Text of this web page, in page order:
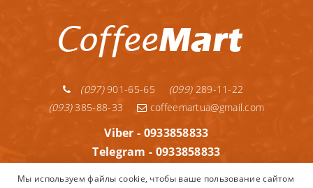
(097)901-65-65 (099)289-11-22
(093)385-88-33 coffeemartua@gmail.com
Viber - 0933858833
Telegram - 0933858833
Мы используем файлы cookie, чтобы ваше пользование сайтом